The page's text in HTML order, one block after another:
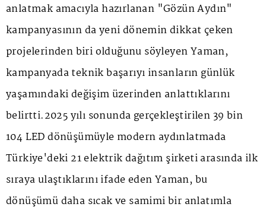
anlatmak amacıyla hazırlanan "Gözün Aydın"
kampanyasının da yeni dönemin dikkat çeken
projelerinden biri olduğunu söyleyen Yaman,
kampanyada teknik başarıyı insanların günlük
yaşamındaki değişim üzerinden anlattıklarını
belirtti.2025 yılı sonunda gerçekleştirilen 39 bin
104 LED dönüşümüyle modern aydınlatmada
Türkiye'deki 21 elektrik dağıtım şirketi arasında ilk
sıraya ulaştıklarını ifade eden Yaman, bu
dönüşümü daha sıcak ve samimi bir anlatımla